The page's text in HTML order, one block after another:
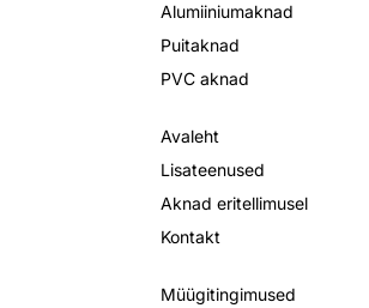
Alumiiniumaknad
Puitaknad
PVC aknad
Avaleht
Lisateenused
Aknad eritellimusel
Kontakt
Müügitingimused